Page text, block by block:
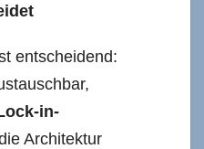
entscheidend:
in-
Architektur